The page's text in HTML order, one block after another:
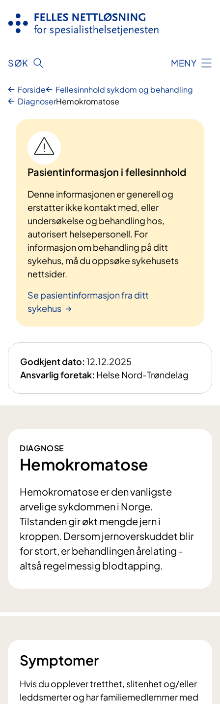
innhold
SØK MENY
Forside
Fellesinnhold sykdom og behandling
DiagnoserHemokromatose
Pasientinformasjon i fellesinnhold
Denne informasjonen er generell og
erstatter ikke kontakt med, eller
undersøkelse og behandling hos,
autorisert helsepersonell. For
informasjon om behandling på ditt
sykehus, må du oppsøke sykehusets
nettsider.
Se pasientinformasjon fra ditt
sykehus
Godkjent dato:12.12.2025
Ansvarlig foretak: Helse Nord-Trøndelag
DIAGNOSE
Hemokromatose
Hemokromatose er den vanligste
arvelige sykdommen i Norge.
Tilstanden gir økt mengde jern i
kroppen. Dersom jernoverskuddet blir
for stort, er behandlingen årelating -
altså regelmessig blodtapping.
Symptomer
Hvis du opplever tretthet, slitenhet og/eller
leddsmerter og har familiemedlemmer med